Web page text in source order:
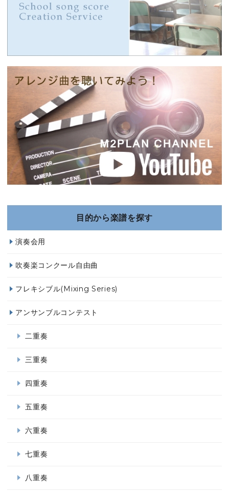
目的から楽譜を探す
演奏会用
吹奏楽コンクール自由曲
フレキシブル(Mixing Series)
アンサンブルコンテスト
二重奏
三重奏
四重奏
五重奏
六重奏
七重奏
八重奏